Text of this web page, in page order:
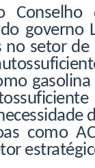
Conselho
governo
no setor
como